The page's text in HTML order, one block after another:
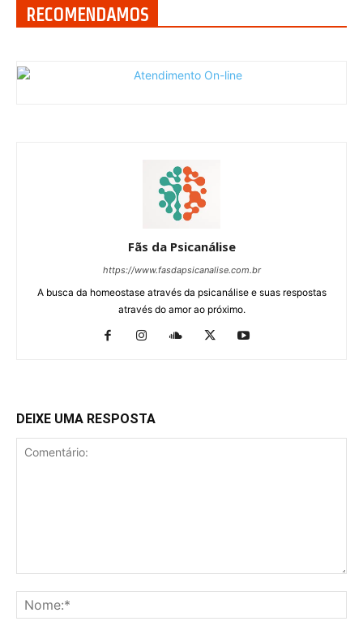
RECOMENDAMOS
Fãs da Psicanálise
https://www.fasdapsicanalise.com.br
A busca da homeostase através da psicanálise e suas respostas
através do amor ao próximo.
DEIXE UMA RESPOSTA